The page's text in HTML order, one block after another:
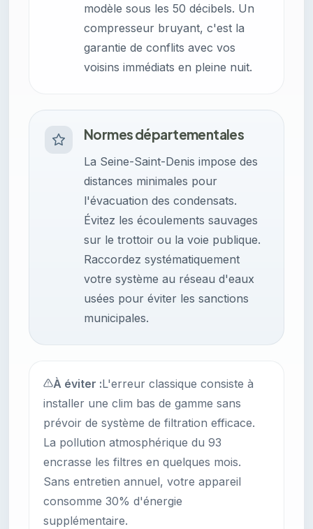
modèle sous les 50 décibels. Un
compresseur bruyant, c'est la
garantie de conflits avec vos
voisins immédiats en pleine nuit.
Normes départementales
La Seine-Saint-Denis impose des
distances minimales pour
l'évacuation des condensats.
Évitez les écoulements sauvages
sur le trottoir ou la voie publique.
Raccordez systématiquement
votre système au réseau d'eaux
usées pour éviter les sanctions
municipales.
À éviter :L'erreur classique consiste à
installer une clim bas de gamme sans
prévoir de système de filtration efficace.
La pollution atmosphérique du 93
encrasse les filtres en quelques mois.
Sans entretien annuel, votre appareil
consomme 30% d'énergie
supplémentaire.